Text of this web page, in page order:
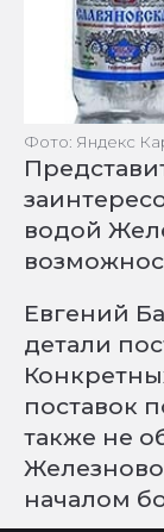
Фото: Яндекс
водой
Евгений
детали
поставок
также не
началом